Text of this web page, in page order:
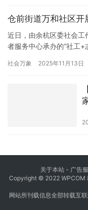
仓前街道万和社区开
近日，由余杭区委社会
者服务中心承办的“社工
以“赋能成长、志愿启航”
展志愿精神解读、激励
社会万象 2025年11月13日
关于本站 - 广告
Copyright © 2022 WPCOM
网站所刊载信息全部转载互